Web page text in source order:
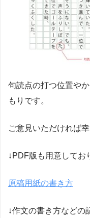
句読点の打つ位置や
もりです。
ご意見いただければ幸
↓PDF版も用意してお
原稿用紙の書き方
↓作文の書き方などの